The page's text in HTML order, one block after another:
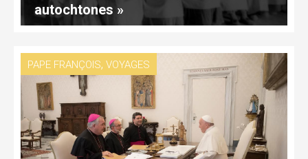
autochtones »
PAPE FRANÇOIS, VOYAGES